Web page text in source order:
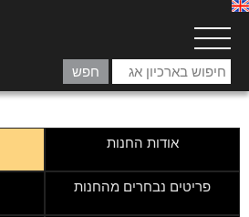
אודות החנות
פריטים נבחרים מהחנות